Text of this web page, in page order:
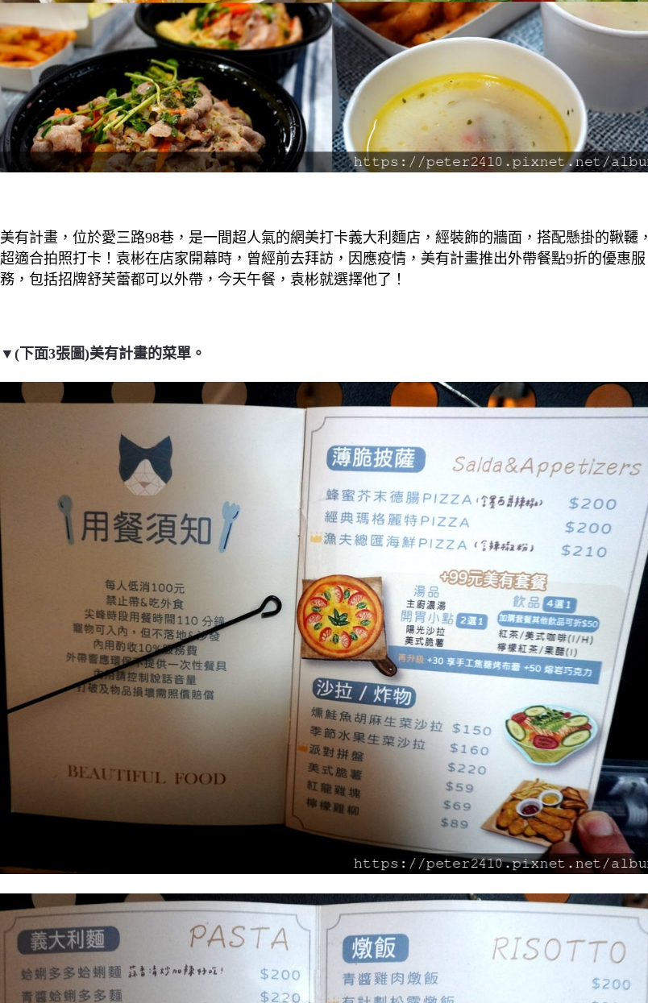
美有計畫，位於愛三路98巷，是一間超人氣的網美打卡義大利麵店，經裝飾的牆面，搭配懸掛的鞦韆，
超適合拍照打卡！袁彬在店家開幕時，曾經前去拜訪，因應疫情，美有計畫推出外帶餐點9折的優惠服
務，包括招牌舒芙蕾都可以外帶，今天午餐，袁彬就選擇他了！
▼(下面3張圖)美有計畫的菜單。